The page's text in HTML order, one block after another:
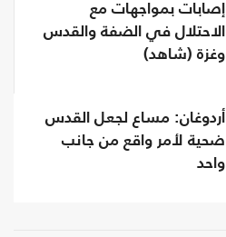
إصابات بمواجهات مع
الاحتلال في الضفة والقدس
وغزة (شاهد)
أردوغان: مساع لجعل القدس
ضحية لأمر واقع من جانب
واحد